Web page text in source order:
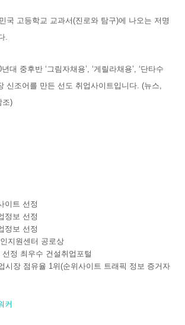
국 고등학교 교과서(진로와 탐구)에 나오는 저명
.
대 중후반 ‘그림자채용’, ‘게릴라채용’, ‘단타수
신조어를 만든 선도 취업사이트입니다. (뉴스,
조)
이트 선정
정보 선정
정보 선정
지원센터 공로상
정 최우수 건설취업포털
시장 점유율 1위(순위사이트 트래픽 정보 증거자
커